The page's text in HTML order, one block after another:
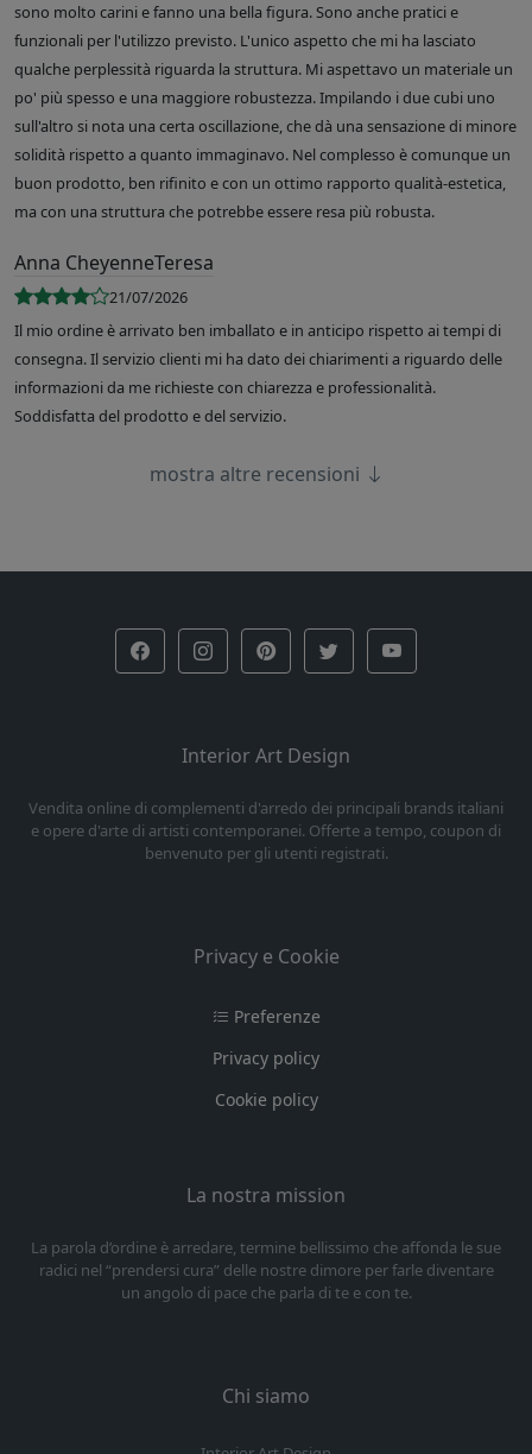
sono molto carini e fanno una bella figura. Sono anche pratici e
funzionali per l'utilizzo previsto. L'unico aspetto che mi ha lasciato
qualche perplessità riguarda la struttura. Mi aspettavo un materiale un
po' più spesso e una maggiore robustezza. Impilando i due cubi uno
sull'altro si nota una certa oscillazione, che dà una sensazione di minore
solidità rispetto a quanto immaginavo. Nel complesso è comunque un
buon prodotto, ben rifinito e con un ottimo rapporto qualità-estetica,
ma con una struttura che potrebbe essere resa più robusta.
Anna CheyenneTeresa
21/07/2026
Il mio ordine è arrivato ben imballato e in anticipo rispetto ai tempi di
consegna. Il servizio clienti mi ha dato dei chiarimenti a riguardo delle
informazioni da me richieste con chiarezza e professionalità.
Soddisfatta del prodotto e del servizio.
mostra altre recensioni
Interior Art Design
Vendita online di complementi d'arredo dei principali brands italiani
e opere d'arte di artisti contemporanei. Offerte a tempo, coupon di
benvenuto per gli utenti registrati.
Privacy e Cookie
Preferenze
Privacy policy
Cookie policy
La nostra mission
La parola d’ordine è arredare, termine bellissimo che affonda le sue
radici nel “prendersi cura” delle nostre dimore per farle diventare
un angolo di pace che parla di te e con te.
Chi siamo